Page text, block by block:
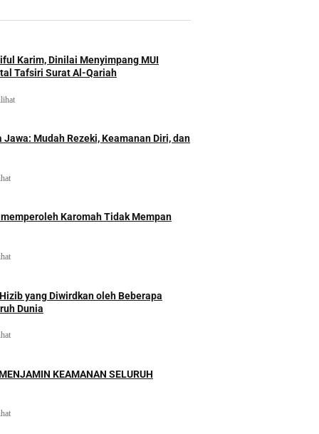
Karim, Dinilai Menyimpang MUI
Tafsiri Surat Al-Qariah
Jawa: Mudah Rezeki, Keamanan Diri, dan
Karomah Tidak Mempan
yang Diwirdkan oleh Beberapa
Dunia
KEAMANAN SELURUH